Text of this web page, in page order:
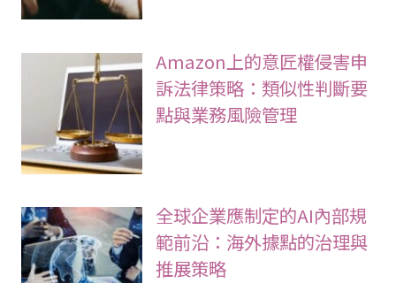
Amazon上的意匠權侵害申
訴法律策略：類似性判斷要
點與業務風險管理
全球企業應制定的AI內部規
範前沿：海外據點的治理與
推展策略